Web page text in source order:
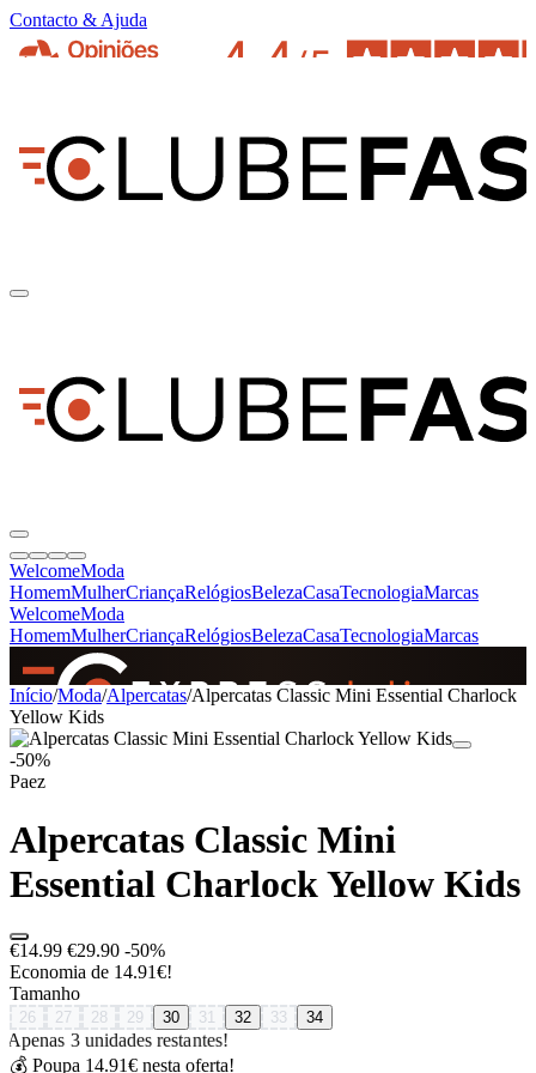
Contacto & Ajuda
WelcomeModa
HomemMulherCriançaRelógiosBelezaCasaTecnologiaMarcas
WelcomeModa
HomemMulherCriançaRelógiosBelezaCasaTecnologiaMarcas
SINCE 2005
+de 36.000 reviews
Início/Moda/Alpercatas/Alpercatas Classic Mini Essential Charlock
Yellow Kids
-50%
Paez
Alpercatas Classic Mini
Essential Charlock Yellow Kids
€14.99 €29.90 -50%
Economia de 14.91€!
Tamanho
26 27 28 29 30 31 32 33 34
Apenas 3 unidades restantes!
💰 Poupa 14.91€ nesta oferta!